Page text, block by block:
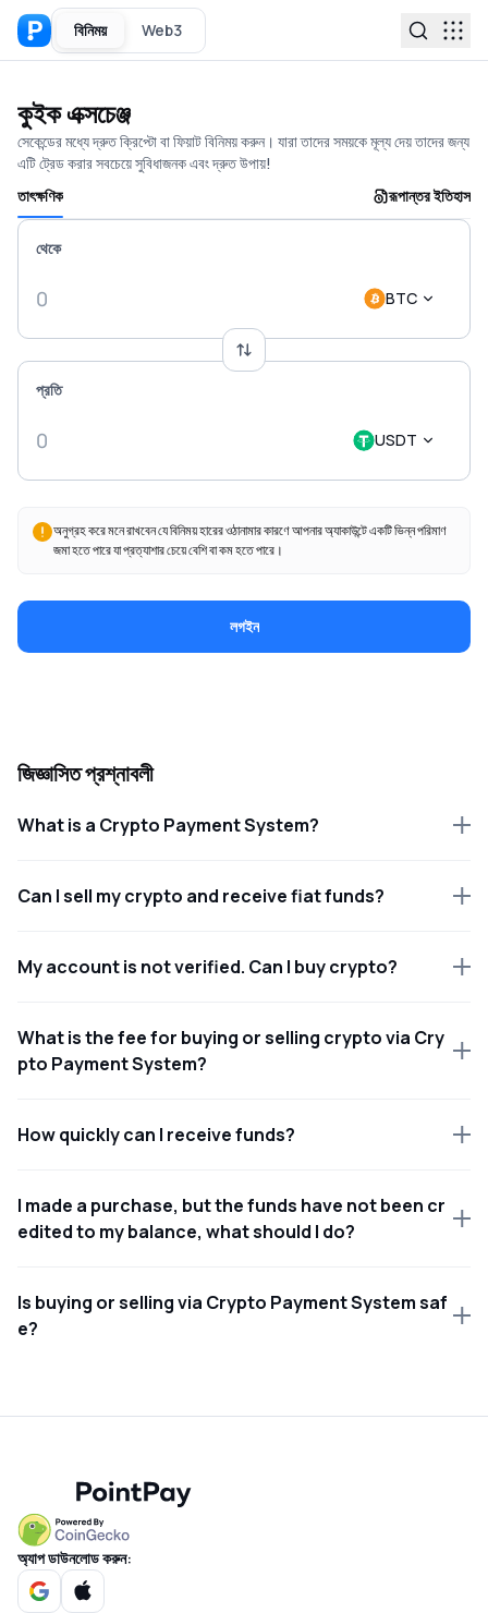
বিনিময় Web3
কুইক এক্সচেঞ্জ
সেকেন্ডের মধ্যে দ্রুত ক্রিপ্টো বা ফিয়াট বিনিময় করুন। যারা তাদের সময়কে মূল্য দেয় তাদের জন্য
এটি ট্রেড করার সবচেয়ে সুবিধাজনক এবং দ্রুত উপায়!
তাৎক্ষণিক
রূপান্তর ইতিহাস
থেকে
BTC
প্রতি
USDT
অনুগ্রহ করে মনে রাখবেন যে বিনিময় হারের ওঠানামার কারণে আপনার অ্যাকাউন্টে একটি ভিন্ন পরিমাণ
জমা হতে পারে যা প্রত্যাশার চেয়ে বেশি বা কম হতে পারে।
লগইন
জিজ্ঞাসিত প্রশ্নাবলী
What is a Crypto Payment System?
Can I sell my crypto and receive fiat funds?
My account is not verified. Can I buy crypto?
What is the fee for buying or selling crypto via Cry
pto Payment System?
How quickly can I receive funds?
I made a purchase, but the funds have not been cr
edited to my balance, what should I do?
Is buying or selling via Crypto Payment System saf
e?
অ্যাপ ডাউনলোড করুন: